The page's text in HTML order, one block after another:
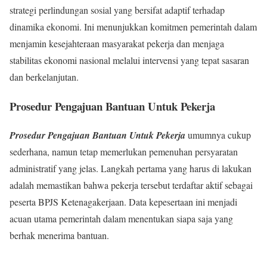
strategi perlindungan sosial yang bersifat adaptif terhadap
dinamika ekonomi. Ini menunjukkan komitmen pemerintah dalam
menjamin kesejahteraan masyarakat pekerja dan menjaga
stabilitas ekonomi nasional melalui intervensi yang tepat sasaran
dan berkelanjutan.
Prosedur Pengajuan Bantuan Untuk Pekerja
Prosedur Pengajuan Bantuan Untuk Pekerjaumumnya cukup
sederhana, namun tetap memerlukan pemenuhan persyaratan
administratif yang jelas. Langkah pertama yang harus di lakukan
adalah memastikan bahwa pekerja tersebut terdaftar aktif sebagai
peserta BPJS Ketenagakerjaan. Data kepesertaan ini menjadi
acuan utama pemerintah dalam menentukan siapa saja yang
berhak menerima bantuan.